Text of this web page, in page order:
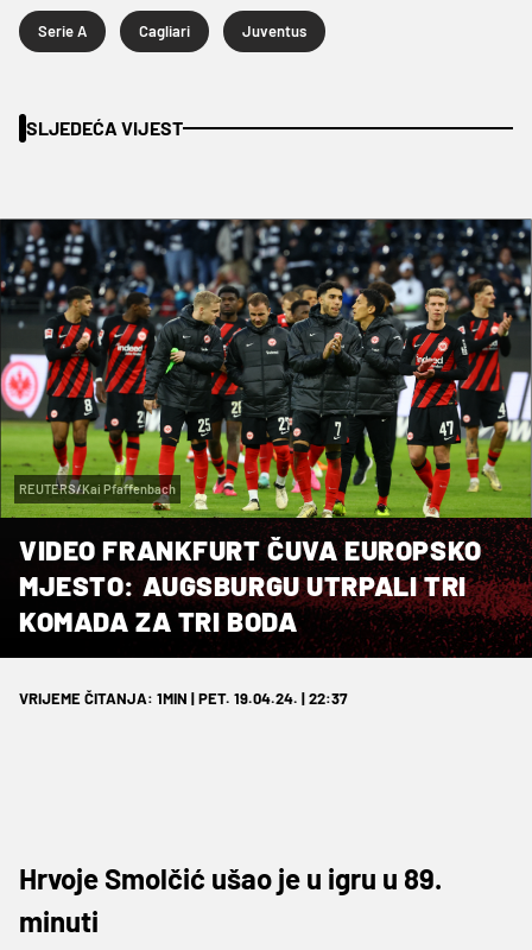
Serie A Cagliari Juventus
SLJEDEĆA VIJEST
REUTERS/Kai Pfaffenbach
VIDEO FRANKFURT ČUVA EUROPSKO
MJESTO: AUGSBURGU UTRPALI TRI
KOMADA ZA TRI BODA
VRIJEME ČITANJA: 1MIN | PET. 19.04.24. | 22:37
Hrvoje Smolčić ušao je u igru u 89.
minuti